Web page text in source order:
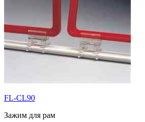
FL-CL90
Зажим для рам